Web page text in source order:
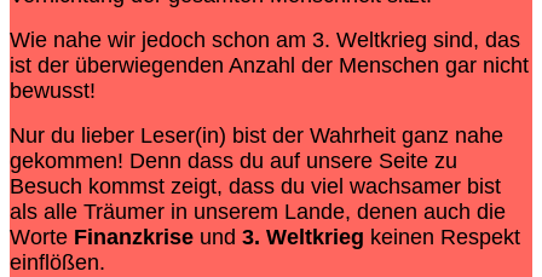
Wie nahe wir jedoch schon am 3. Weltkrieg sind, das
ist der überwiegenden Anzahl der Menschen gar nicht
bewusst!
Nur du lieber Leser(in) bist der Wahrheit ganz nahe
gekommen! Denn dass du auf unsere Seite zu
Besuch kommst zeigt, dass du viel wachsamer bist
als alle Träumer in unserem Lande, denen auch die
Worte Finanzkrise und 3. Weltkrieg keinen Respekt
einflößen.